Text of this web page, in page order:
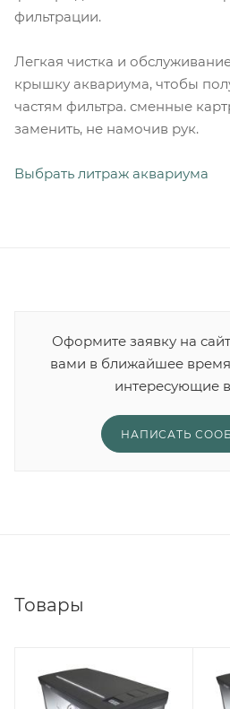
фильтрации.
Легкая чистка и
крышку аквариума, чтобы
частям фильтра. сменные
заменить, не намочив рук.
Выбрать литраж аквариума
Оформите заявку на
вами в ближайшее
интересующие
НАПИСАТЬ
Товары